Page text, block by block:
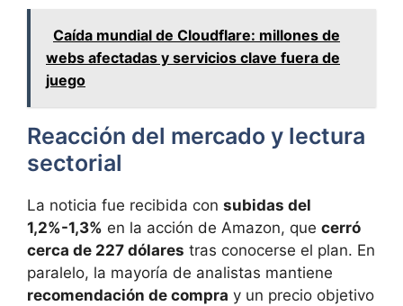
Caída mundial de Cloudflare: millones de
webs afectadas y servicios clave fuera de
juego
Reacción del mercado y lectura
sectorial
La noticia fue recibida con subidas del
1,2%-1,3% en la acción de Amazon, que cerró
cerca de 227 dólares tras conocerse el plan. En
paralelo, la mayoría de analistas mantiene
recomendación de compra y un precio objetivo